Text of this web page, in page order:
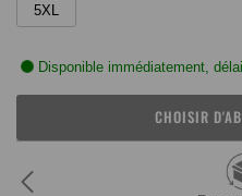
5XL
Disponible immédiatement,
CHOISIR